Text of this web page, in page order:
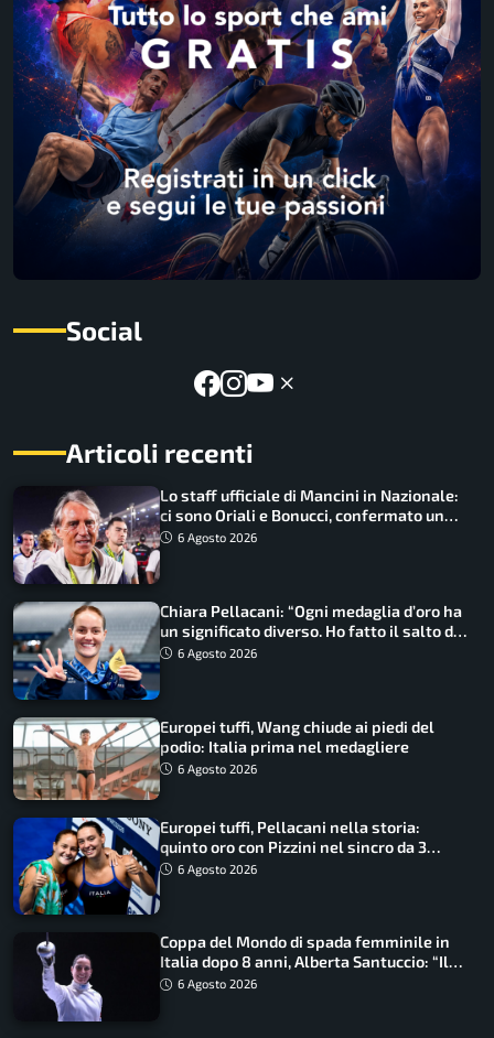
Social
Articoli recenti
Lo staff ufficiale di Mancini in Nazionale:
ci sono Oriali e Bonucci, confermato un
ritorno
6 Agosto 2026
Chiara Pellacani: “Ogni medaglia d’oro ha
un significato diverso. Ho fatto il salto di
qualità”
6 Agosto 2026
Europei tuffi, Wang chiude ai piedi del
podio: Italia prima nel medagliere
6 Agosto 2026
Europei tuffi, Pellacani nella storia:
quinto oro con Pizzini nel sincro da 3
metri
6 Agosto 2026
Coppa del Mondo di spada femminile in
Italia dopo 8 anni, Alberta Santuccio: “Il
lavoro dà sempre i suoi frutti”
6 Agosto 2026